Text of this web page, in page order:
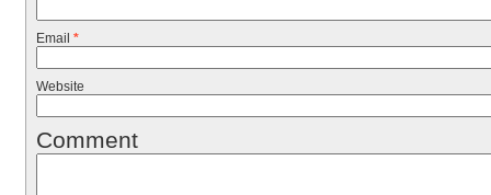
Email *
Website
Comment